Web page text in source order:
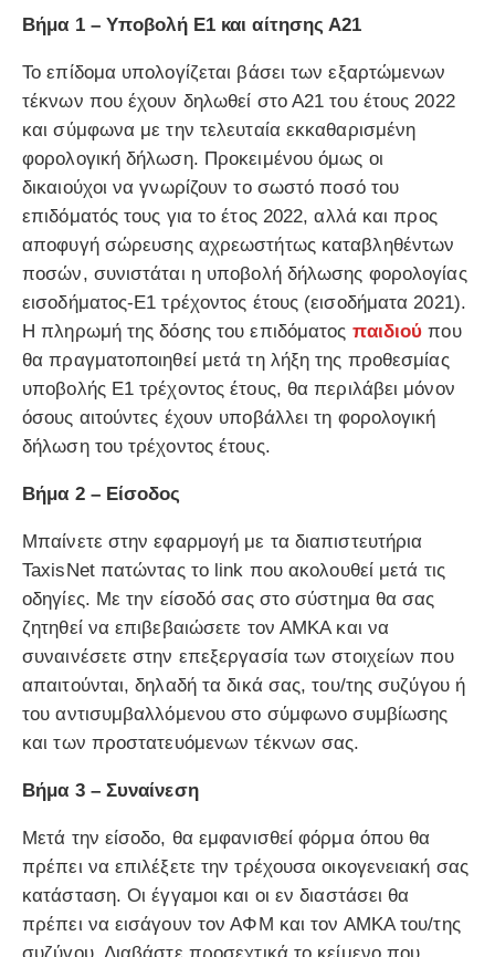
Βήμα 1 – Υποβολή Ε1 και αίτησης Α21
Το επίδομα υπολογίζεται βάσει των εξαρτώμενων
τέκνων που έχουν δηλωθεί στο Α21 του έτους 2022
και σύμφωνα με την τελευταία εκκαθαρισμένη
φορολογική δήλωση. Προκειμένου όμως οι
δικαιούχοι να γνωρίζουν το σωστό ποσό του
επιδόματός τους για το έτος 2022, αλλά και προς
αποφυγή σώρευσης αχρεωστήτως καταβληθέντων
ποσών, συνιστάται η υποβολή δήλωσης φορολογίας
εισοδήματος-Ε1 τρέχοντος έτους (εισοδήματα 2021).
Η πληρωμή της δόσης του επιδόματος παιδιούπου
θα πραγματοποιηθεί μετά τη λήξη της προθεσμίας
υποβολής Ε1 τρέχοντος έτους, θα περιλάβει μόνον
όσους αιτούντες έχουν υποβάλλει τη φορολογική
δήλωση του τρέχοντος έτους.
Βήμα 2 – Είσοδος
Μπαίνετε στην εφαρμογή με τα διαπιστευτήρια
TaxisNet πατώντας το link που ακολουθεί μετά τις
οδηγίες. Με την είσοδό σας στο σύστημα θα σας
ζητηθεί να επιβεβαιώσετε τον ΑΜΚΑ και να
συναινέσετε στην επεξεργασία των στοιχείων που
απαιτούνται, δηλαδή τα δικά σας, του/της συζύγου ή
του αντισυμβαλλόμενου στο σύμφωνο συμβίωσης
και των προστατευόμενων τέκνων σας.
Βήμα 3 – Συναίνεση
Μετά την είσοδο, θα εμφανισθεί φόρμα όπου θα
πρέπει να επιλέξετε την τρέχουσα οικογενειακή σας
κατάσταση. Οι έγγαμοι και οι εν διαστάσει θα
πρέπει να εισάγουν τον ΑΦΜ και τον ΑΜΚΑ του/της